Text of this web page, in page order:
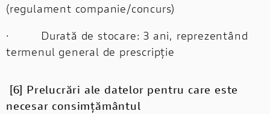
(regulament companie/concurs)
· Durată de stocare: 3 ani, reprezentând
termenul general de prescripție
[6] Prelucrări ale datelor pentru care este
necesar consimțământul